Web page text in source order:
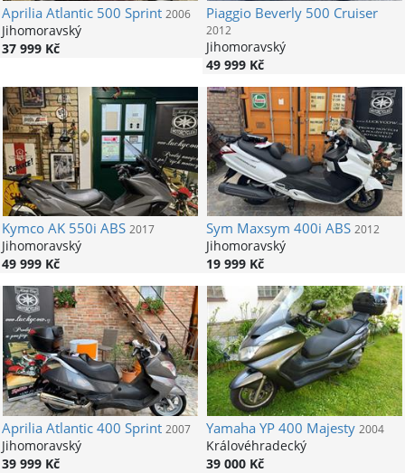
ApriliaAtlantic 500 Sprint 2006
Jihomoravský
37 999 Kč
PiaggioBeverly 500 Cruiser
2012
Jihomoravský
49 999 Kč
KymcoAK 550i ABS 2017
Jihomoravský
49 999 Kč
Sym Maxsym 400i ABS 2012
Jihomoravský
19 999 Kč
ApriliaAtlantic 400 Sprint 2007
Jihomoravský
39 999 Kč
YamahaYP 400 Majesty 2004
Královéhradecký
39 000 Kč